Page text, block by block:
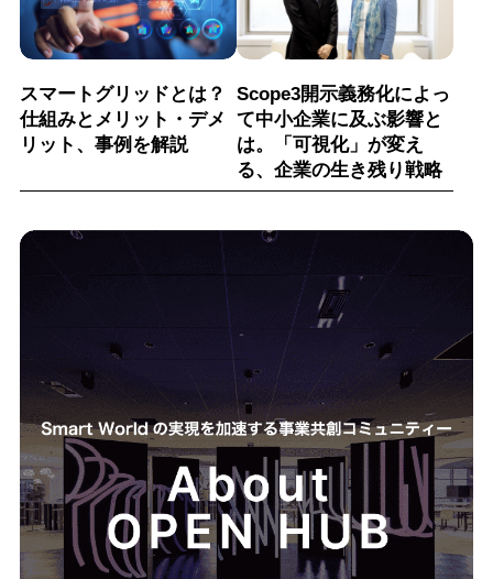
スマートグリッドとは？
仕組みとメリット・デメ
リット、事例を解説
Scope3開示義務化によっ
て中小企業に及ぶ影響と
は。「可視化」が変え
る、企業の生き残り戦略